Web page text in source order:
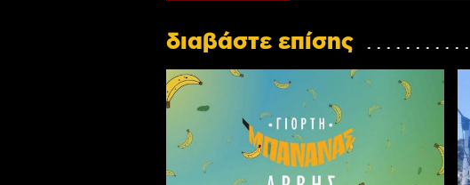
διαβάστε επίσης